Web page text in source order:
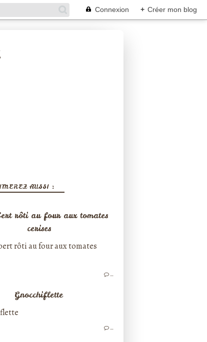
Connexion + Créer mon blog
AUSSI :
rôti au four aux tomates
cerises
…
Gnocchiflette
…